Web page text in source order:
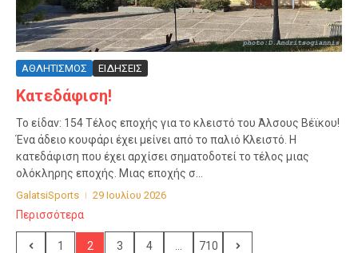
ΑΘΛΗΤΙΣΜΟΣ ΕΙΔΗΣΕΙΣ
Κατεδάφιση!
Το είδαν: 154 Τέλος εποχής για το κλειστό του Άλσους Βέϊκου!
Ένα άδειο κουφάρι έχει μείνει από το παλιό Κλειστό. Η
κατεδάφιση που έχει αρχίσει σηματοδοτεί το τέλος μιας
ολόκληρης εποχής. Μιας εποχής σ...
GalatsiSports 29 Ιουλίου 2026
Περισσότερα
1 2 3 4 710